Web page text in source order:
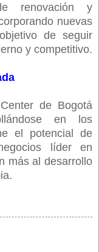
renovación y
nuevas
de seguir
y competitivo.
de Bogotá
en los
el potencial de
líder en
más al desarrollo